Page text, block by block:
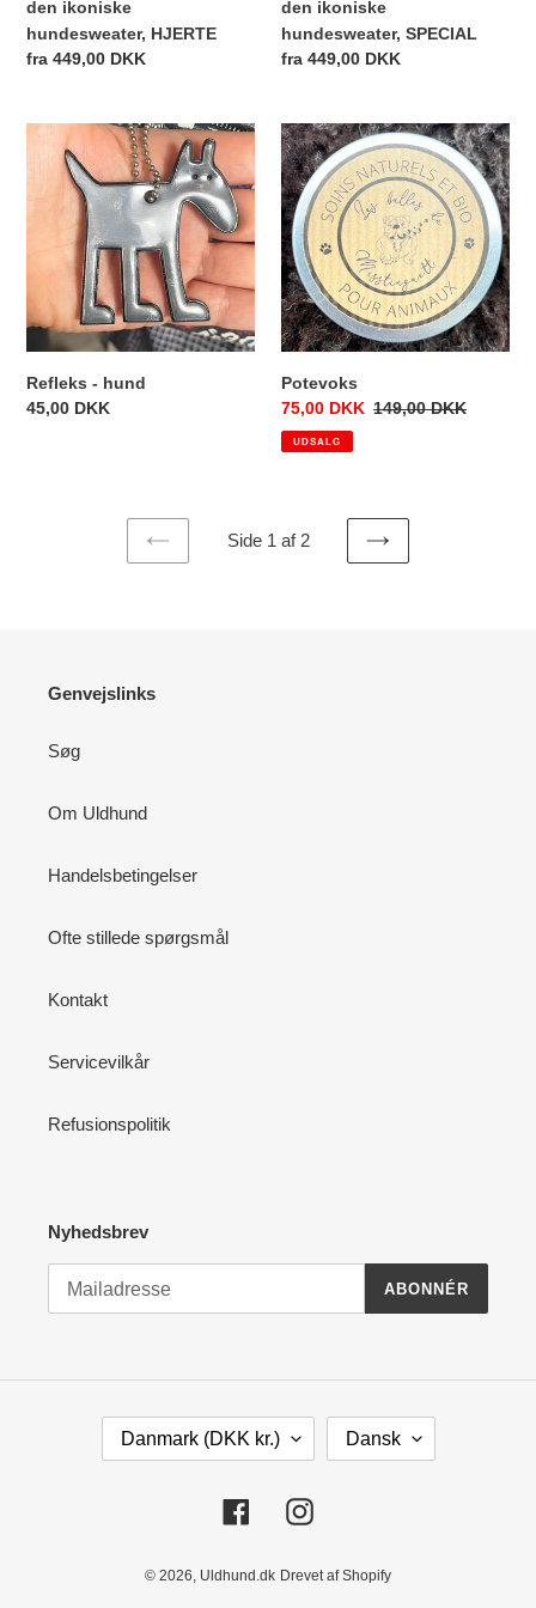
den ikoniske
hundesweater, HJERTE
Normalpris
fra 449,00 DKK
den ikoniske
hundesweater, SPECIAL
Normalpris
fra 449,00 DKK
Refleks
Refleks - hund
Normalpris
45,00 DKK
Potevoks
Potevoks
Udsalgspris
75,00 DKK Normalpris
149,00 DKK
UDSALG
FORRIGE
Side 1 af 2
NÆSTE
Genvejslinks
Søg
Om Uldhund
Handelsbetingelser
Ofte stillede spørgsmål
Kontakt
Servicevilkår
Refusionspolitik
Nyhedsbrev
ABONNÉR
Danmark (DKK kr.) Dansk
FacebookInstagram
© 2026, Uldhund.dk Drevet af Shopify